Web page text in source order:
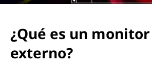
¿Qué es un monitor
externo?